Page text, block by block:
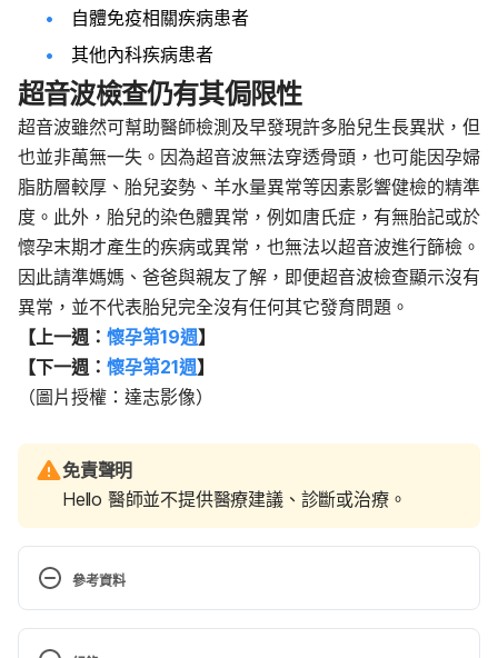
自體免疫相關疾病患者
其他內科疾病患者
超音波檢查仍有其侷限性
超音波雖然可幫助醫師檢測及早發現許多胎兒生長異狀，但
也並非萬無一失。因為超音波無法穿透骨頭，也可能因孕婦
脂肪層較厚、胎兒姿勢、羊水量異常等因素影響健檢的精準
度。 此外，胎兒的染色體異常，例如唐氏症，有無胎記或於
懷孕末期才產生的疾病或異常，也無法以超音波進行篩檢。
因此請準媽媽、爸爸與親友了解，即便超音波檢查顯示沒有
異常，並不代表胎兒完全沒有任何其它發育問題。
【上一週： 懷孕第19週】
【下一週： 懷孕第21週】
（圖片授權：達志影像）
免責聲明
Hello 醫師並不提供醫療建議、診斷或治療。
參考資料
Week20– your second trimester
https://www.nhs.uk/start4life/pregnancy/week-by-